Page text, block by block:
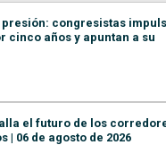
presión: congresistas
cinco años y apuntan a su
el futuro de los
| 06 de agosto de 2026